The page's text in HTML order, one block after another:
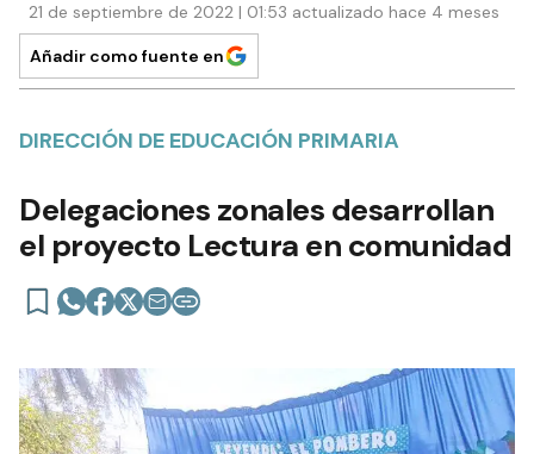
21 de septiembre de 2022 | 01:53 actualizado hace 4 meses
Añadir como fuente en
DIRECCIÓN DE EDUCACIÓN PRIMARIA
Delegaciones zonales desarrollan
el proyecto Lectura en comunidad